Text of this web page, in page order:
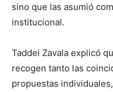
sino que las asumió
institucional.
Taddei Zavala explicó
recogen tanto las
propuestas